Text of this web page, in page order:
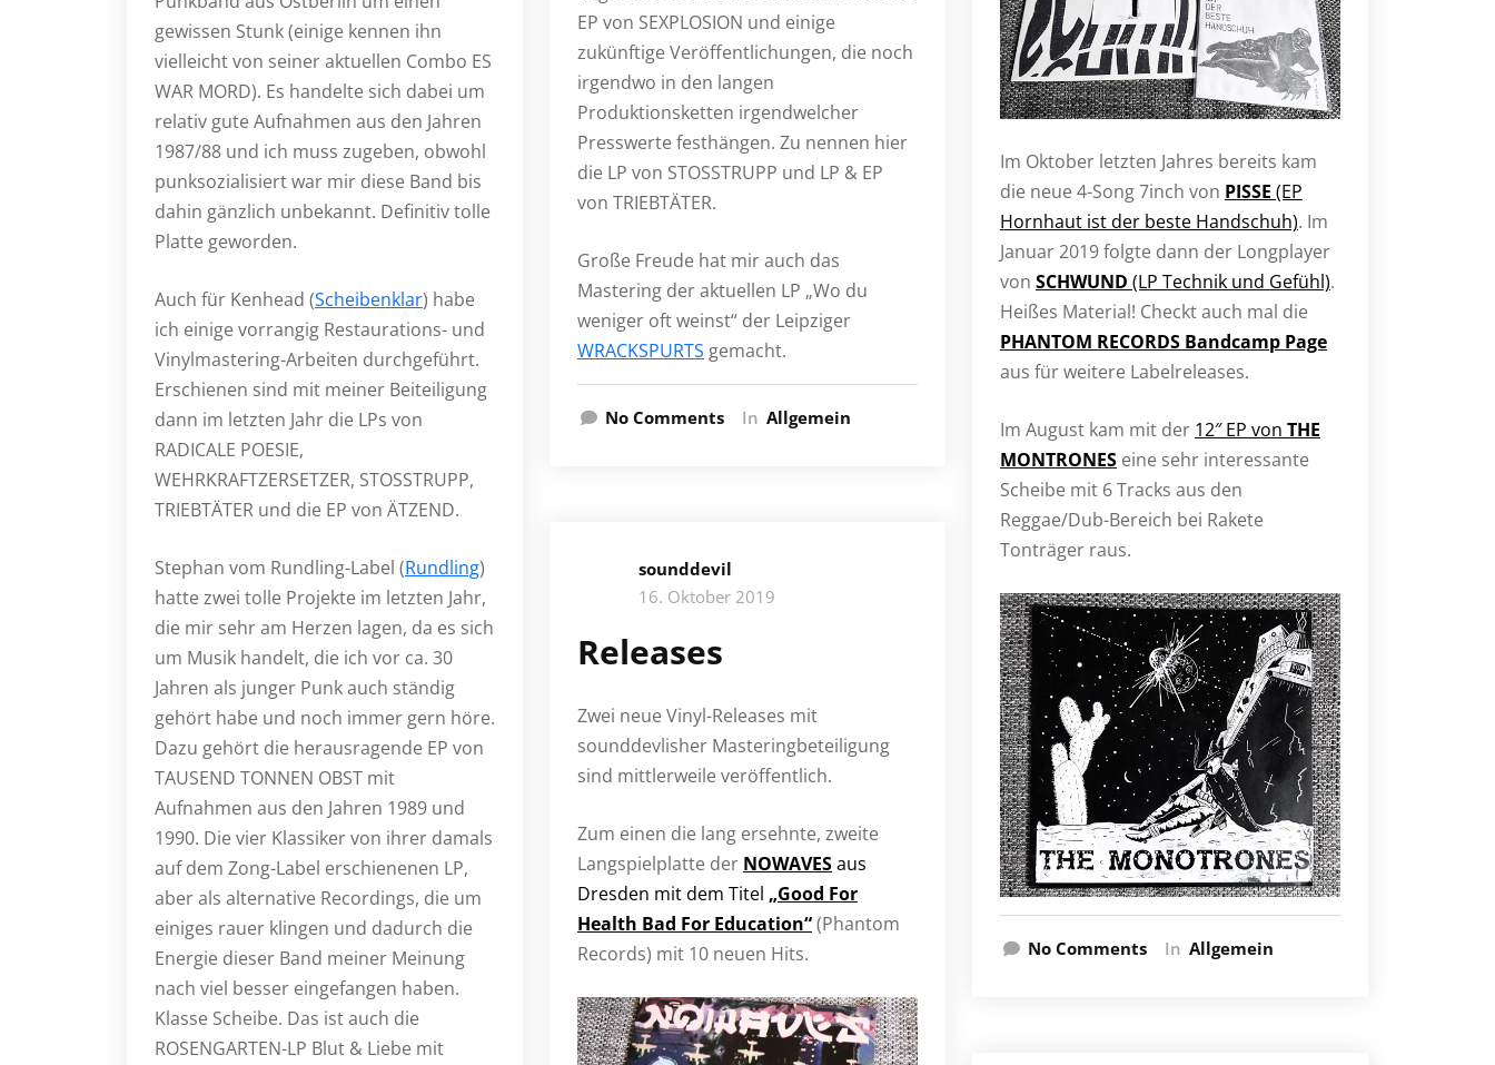
gewissen Stunk (einige kennen ihn
vielleicht von seiner aktuellen Combo ES
WAR MORD). Es handelte sich dabei um
relativ gute Aufnahmen aus den Jahren
1987/88 und ich muss zugeben, obwohl
punksozialisiert war mir diese Band bis
dahin gänzlich unbekannt. Definitiv tolle
Platte geworden.
Auch für Kenhead (Scheibenklar) habe
ich einige vorrangig Restaurations- und
Vinylmastering-Arbeiten durchgeführt.
Erschienen sind mit meiner Beiteiligung
dann im letzten Jahr die LPs von
RADICALE POESIE,
WEHRKRAFTZERSETZER, STOSSTRUPP,
TRIEBTÄTER und die EP von ÄTZEND.
Stephan vom Rundling-Label (Rundling)
hatte zwei tolle Projekte im letzten Jahr,
die mir sehr am Herzen lagen, da es sich
um Musik handelt, die ich vor ca. 30
Jahren als junger Punk auch ständig
gehört habe und noch immer gern höre.
Dazu gehört die herausragende EP von
TAUSEND TONNEN OBST mit
Aufnahmen aus den Jahren 1989 und
1990. Die vier Klassiker von ihrer damals
auf dem Zong-Label erschienenen LP,
aber als alternative Recordings, die um
einiges rauer klingen und dadurch die
Energie dieser Band meiner Meinung
nach viel besser eingefangen haben.
Klasse Scheibe. Das ist auch die
ROSENGARTEN-LP Blut & Liebe mit
EP von SEXPLOSION und einige
zukünftige Veröffentlichungen, die noch
irgendwo in den langen
Produktionsketten irgendwelcher
Presswerte festhängen. Zu nennen hier
die LP von STOSSTRUPP und LP & EP
von TRIEBTÄTER.
Große Freude hat mir auch das
Mastering der aktuellen LP „Wo du
weniger oft weinst“ der Leipziger
WRACKSPURTS gemacht.
No Comments In Allgemein
sounddevil
16. Oktober 2019
Releases
Zwei neue Vinyl-Releases mit
sounddevlisher Masteringbeteiligung
sind mittlerweile veröffentlich.
Zum einen die lang ersehnte, zweite
Langspielplatte der NOWAVESaus
Dresden mit dem Titel „Good For
Health Bad For Education“(Phantom
Records) mit 10 neuen Hits.
Im Oktober letzten Jahres bereits kam
die neue 4-Song 7inch von PISSE (EP
Hornhaut ist der beste Handschuh). Im
Januar 2019 folgte dann der Longplayer
von SCHWUND (LP Technik und Gefühl).
Heißes Material! Checkt auch mal die
PHANTOM RECORDS Bandcamp Page
aus für weitere Labelreleases.
Im August kam mit der 12″ EP von THE
MONTRONES eine sehr interessante
Scheibe mit 6 Tracks aus den
Reggae/Dub-Bereich bei Rakete
Tonträger raus.
No Comments In Allgemein